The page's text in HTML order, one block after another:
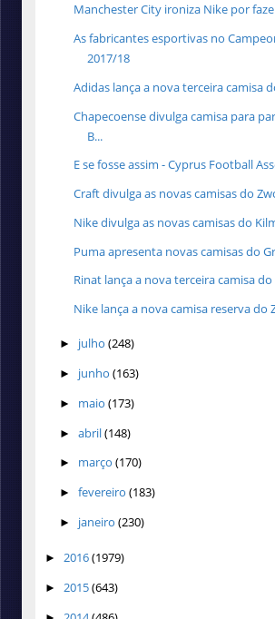
Manchester City ironiza Nike por
As fabricantes esportivas no
2017/18
Adidas lança a nova terceira camisa
Chapecoense divulga camisa para
B...
E se fosse assim - Cyprus Football
Craft divulga as novas camisas do
Nike divulga as novas camisas do
Puma apresenta novas camisas do
Rinat lança a nova terceira camisa
Nike lança a nova camisa reserva do
► julho (248)
► junho (163)
► maio (173)
► abril(148)
► março (170)
► fevereiro (183)
► janeiro (230)
► 2016(1979)
► 2015(643)